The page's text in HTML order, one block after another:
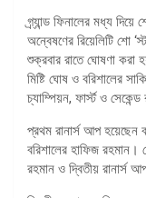
গ্র্যান্ড ফিনালের মধ্য দিয়ে
অন্বেষণের রিয়েলিটি শো
শুক্রবার রাতে ঘোষণা করা
মিষ্টি ঘোষ ও বরিশালের
চ্যাম্পিয়ন, ফার্স্ট ও
প্রথম রানার্স আপ হয়েছেন
বরিশালের হাফিজ রহমান।
রহমান ও দ্বিতীয় রানার্স